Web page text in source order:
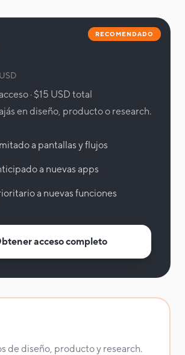
RECOMENDADO
USD
· $15 USD total
en diseño, producto o research.
a pantallas y flujos
a nuevas apps
a nuevas funciones
acceso completo
de diseño, producto y research.